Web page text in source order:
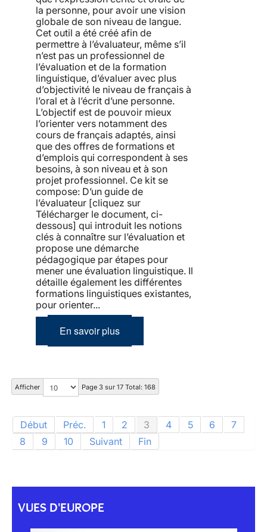
la personne, pour avoir une vision
globale de son niveau de langue.
Cet outil a été créé afin de
permettre à l’évaluateur, même s’il
n’est pas un professionnel de
l’évaluation et de la formation
linguistique, d’évaluer avec plus
d’objectivité le niveau de français à
l’oral et à l’écrit d’une personne.
L’objectif est de pouvoir mieux
l’orienter vers notamment des
cours de français adaptés, ainsi
que des offres de formations et
d’emplois qui correspondent à ses
besoins, à son niveau et à son
projet professionnel. Ce kit se
compose: D’un guide de
l’évaluateur [cliquez sur
Télécharger le document, ci-
dessous] qui introduit les notions
clés à connaître sur l’évaluation et
propose une démarche
pédagogique par étapes pour
mener une évaluation linguistique. Il
détaille également les différentes
formations linguistiques existantes,
pour orienter...
En savoir plus
Afficher Page 3 sur 17 Total: 168
Début Préc. 1 2 3 4 5 6
7
8
9 10 Suivant Fin
VUES D'EUROPE